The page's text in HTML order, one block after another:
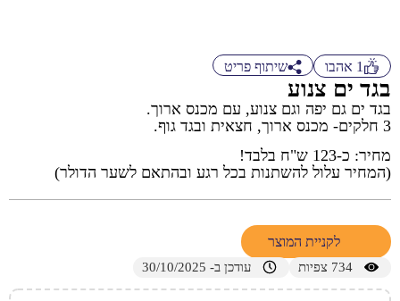
1 אהבו שיתוף פריט
בגד ים צנוע
בגד ים גם יפה וגם צנוע, עם מכנס ארוך.
3 חלקים- מכנס ארוך, חצאית ובגד גוף.
מחיר: כ-123 ש"ח בלבד!
(המחיר עלול להשתנות בכל רגע ובהתאם לשער הדולר)
לקניית המוצר
734 צפיות עודכן ב- 30/10/2025